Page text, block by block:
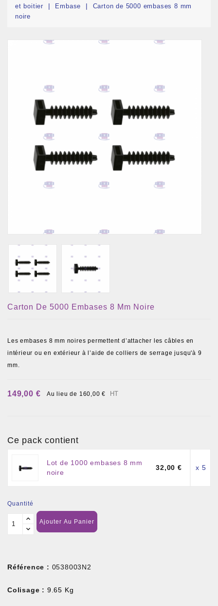
et boitier
Embase
Carton de 5000 embases 8 mm
noire
Carton De 5000 Embases 8 Mm Noire
Les embases 8 mm noires permettent d’attacher les câbles en
intérieur ou en extérieur à l’aide de colliers de serrage jusqu'à 9
mm.
149,00 € Au lieu de 160,00 € HT
Ce pack contient
Lot de 1000 embases 8 mm
noire
32,00 € x 5
Quantité
Ajouter Au Panier
Référence : 0538003N2
Colisage : 9.65 Kg